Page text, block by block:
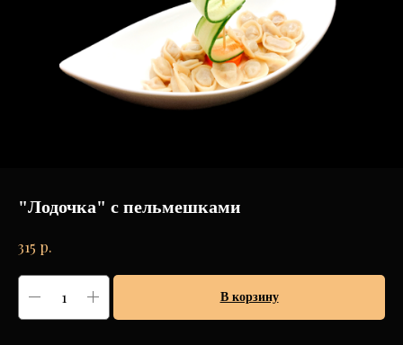
"Лодочка" с пельмешками
315 р.
В корзину